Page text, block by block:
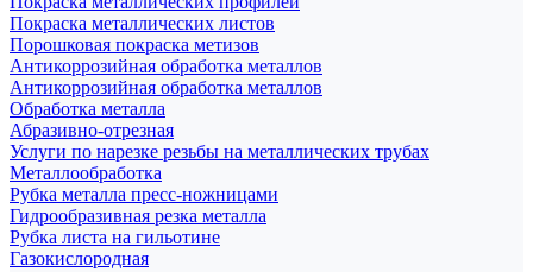
Покраска металлических листов
Порошковая покраска метизов
Антикоррозийная обработка металлов
Антикоррозийная обработка металлов
Обработка металла
Абразивно-отрезная
Услуги по нарезке резьбы на металлических трубах
Металлообработка
Рубка металла пресс-ножницами
Гидрообразивная резка металла
Рубка листа на гильотине
Газокислородная